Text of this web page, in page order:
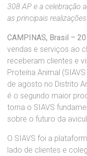
308 AP e a celebração
as principais
CAMPINAS, Brasil –
vendas e serviços ao
receberam clientes e
Proteína Animal
de agosto no Distrito
é o segundo maior
torna o SIAVS
sobre o futuro da
O SIAVS foi a
lado de clientes e